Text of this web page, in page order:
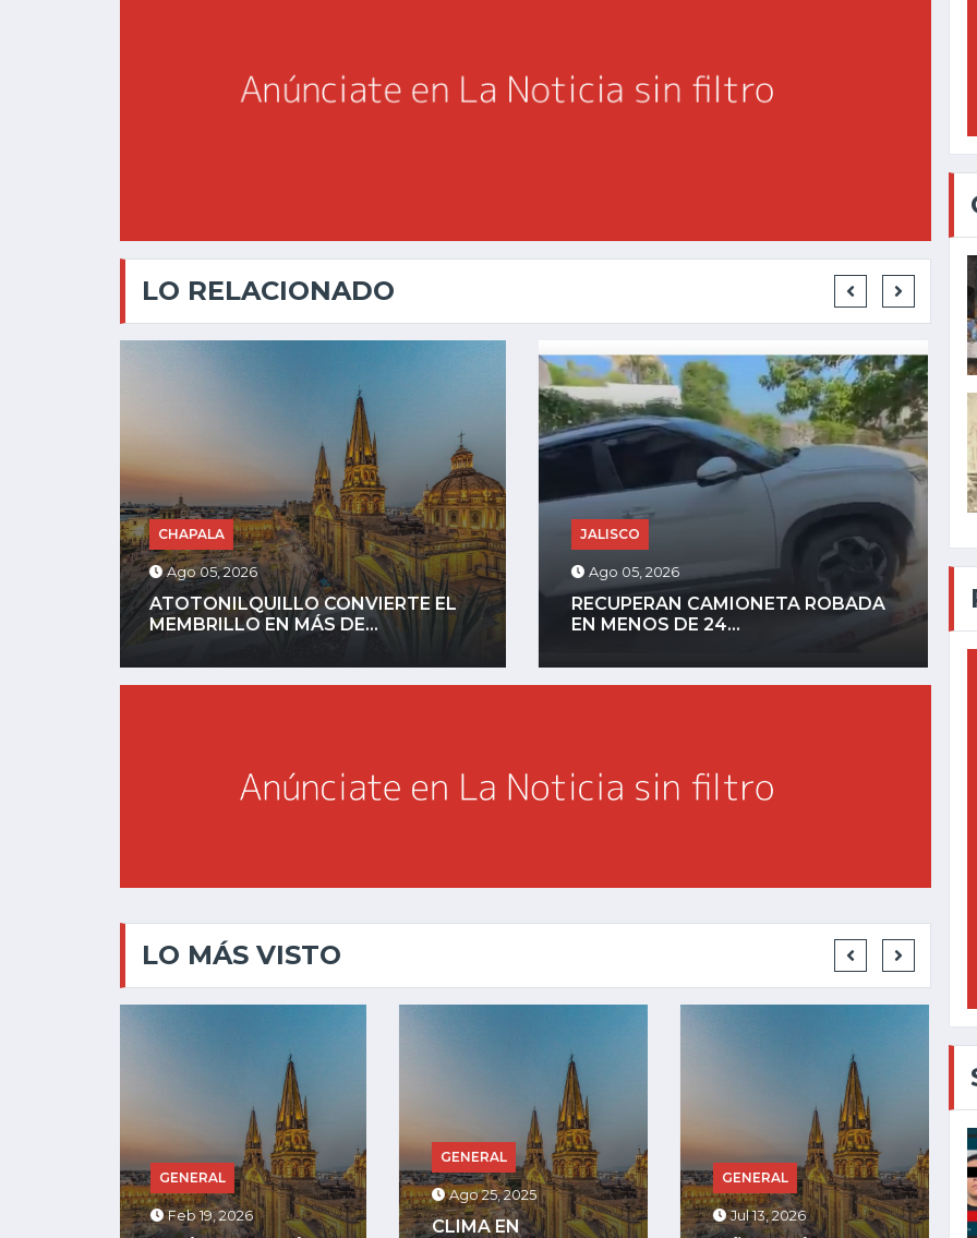
LO RELACIONADO
JALISCO
Ago 05, 2026
RECUPERAN CAMIONETA ROBADA
EN MENOS DE 24...
JALISCO
Ago 04, 2026
EXPLOSIÓN DE PIPA CON
CHAPOPOTE DEJA CUATRO...
LO MÁS VISTO
GENERAL
Ago 25, 2025
CLIMA EN
GENERAL
Jul 13, 2026
GENERAL
Jul 27, 2025
LA COMUNIDAD